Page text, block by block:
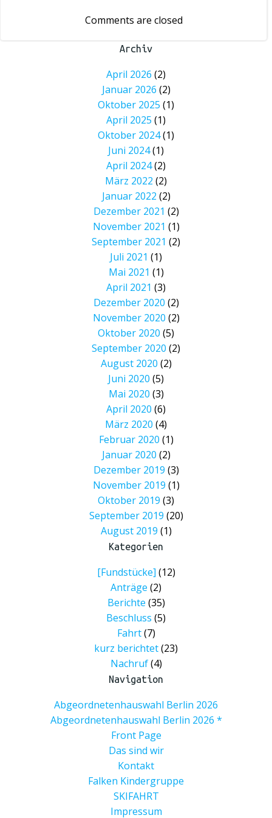
Comments are closed
Archiv
April 2026 (2)
Januar 2026 (2)
Oktober 2025 (1)
April 2025 (1)
Oktober 2024(1)
Juni 2024(1)
April 2024(2)
März 2022 (2)
Januar 2022 (2)
Dezember 2021 (2)
November 2021 (1)
September 2021 (2)
Juli 2021 (1)
Mai 2021 (1)
April 2021 (3)
Dezember 2020 (2)
November 2020 (2)
Oktober 2020 (5)
September 2020 (2)
August 2020 (2)
Juni 2020 (5)
Mai 2020 (3)
April 2020 (6)
März 2020 (4)
Februar 2020 (1)
Januar 2020 (2)
Dezember 2019 (3)
November 2019 (1)
Oktober 2019 (3)
September 2019 (20)
August 2019 (1)
Kategorien
[Fundstücke] (12)
Anträge (2)
Berichte (35)
Beschluss (5)
Fahrt(7)
kurz berichtet(23)
Nachruf(4)
Navigation
Abgeordnetenhauswahl Berlin 2026
Abgeordnetenhauswahl Berlin 2026 *
Front Page
Das sind wir
Kontakt
Falken Kindergruppe
SKIFAHRT
Impressum